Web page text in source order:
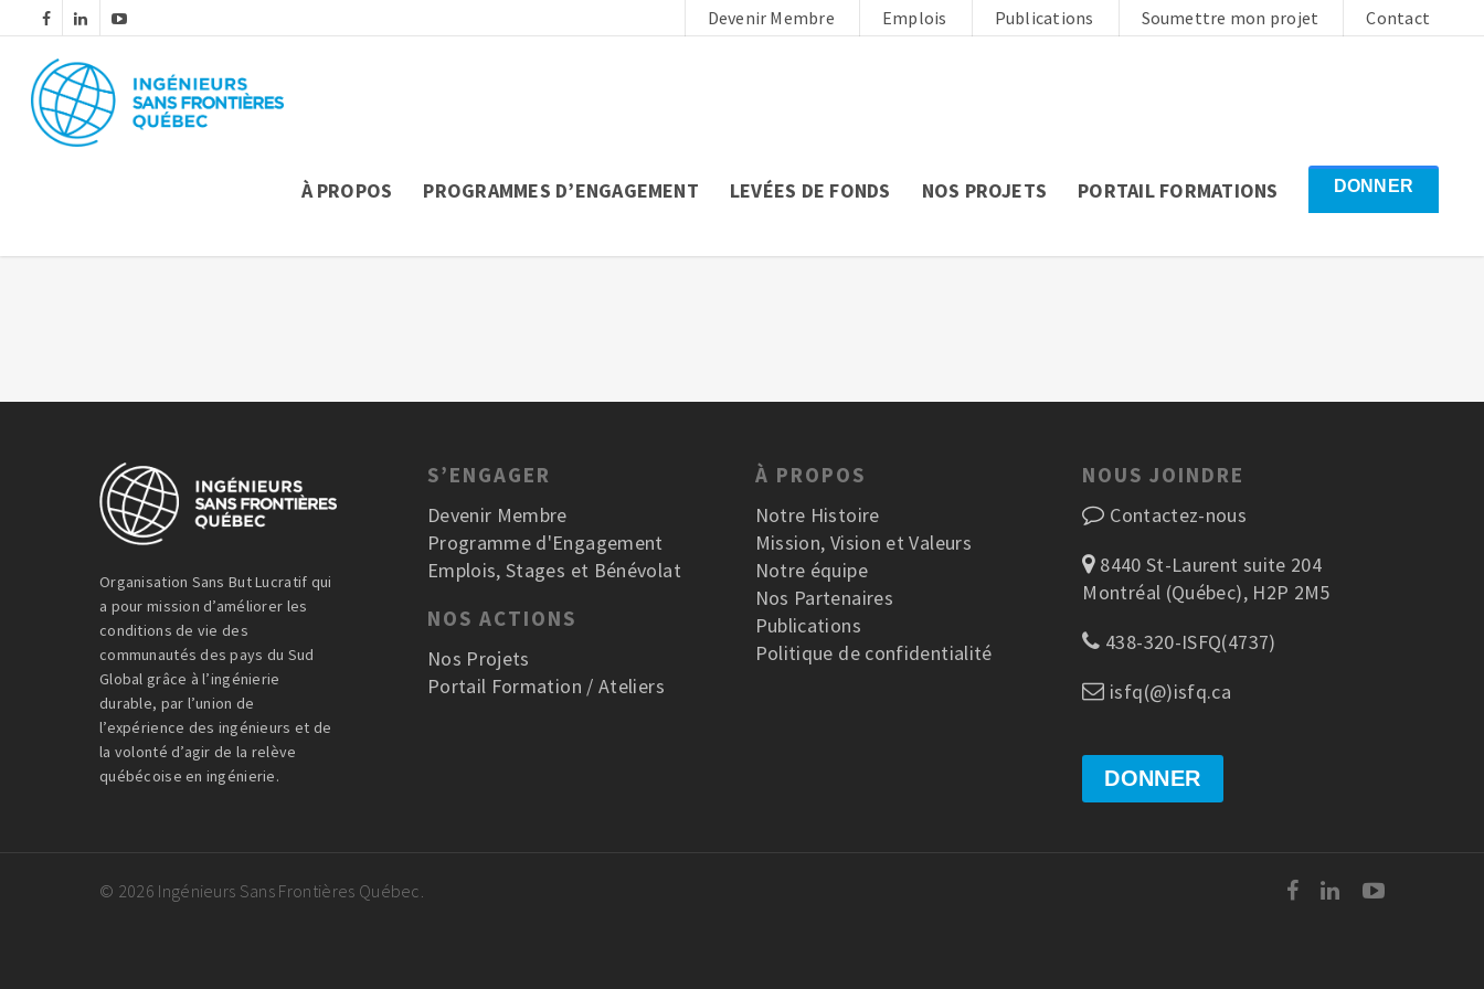
Devenir Membre Emplois Publications Soumettre mon projet Contact
À PROPOS PROGRAMMES D’ENGAGEMENT LEVÉES DE FONDS NOS PROJETS PORTAIL FORMATIONS DONNER
Organisation Sans But Lucratif qui
a pour mission d’améliorer les
conditions de vie des
communautés des pays du Sud
Global grâce à l’ingénierie
durable, par l’union de
l’expérience des ingénieurs et de
la volonté d’agir de la relève
québécoise en ingénierie.
S’ENGAGER
Devenir Membre
Programme d'Engagement
Emplois, Stages et Bénévolat
NOS ACTIONS
Nos Projets
Portail Formation / Ateliers
À PROPOS
Notre Histoire
Mission, Vision et Valeurs
Notre équipe
Nos Partenaires
Publications
Politique de confidentialité
NOUS JOINDRE
Contactez-nous
8440 St-Laurent suite 204
Montréal (Québec), H2P 2M5
438-320-ISFQ(4737)
isfq(@)isfq.ca
DONNER
© 2026 Ingénieurs Sans Frontières Québec.